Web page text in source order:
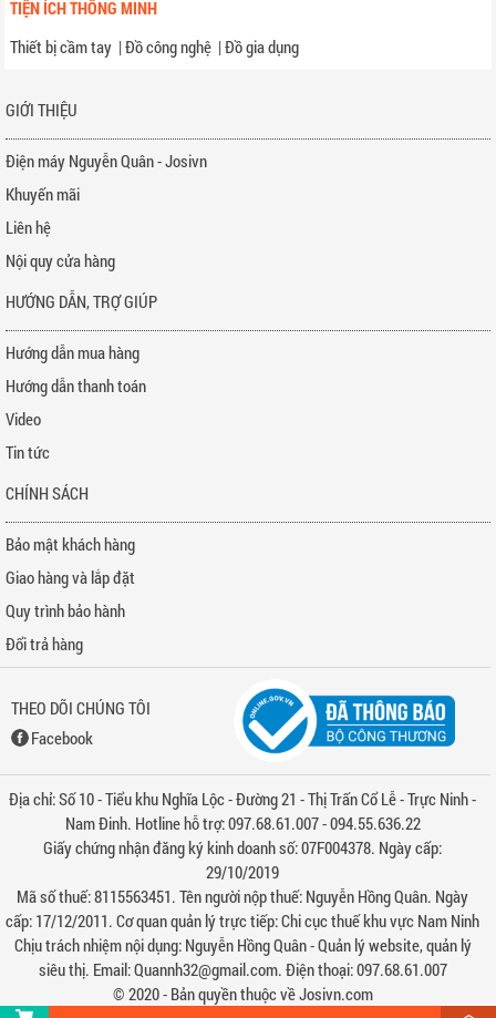
TIỆN ÍCH THÔNG MINH
Thiết bị cầm tay |Đồ công nghệ |Đồ gia dụng
GIỚI THIỆU
Điện máy Nguyễn Quân - Josivn
Khuyến mãi
Liên hệ
Nội quy cửa hàng
HƯỚNG DẪN, TRỢ GIÚP
Hướng dẫn mua hàng
Hướng dẫn thanh toán
Video
Tin tức
CHÍNH SÁCH
Bảo mật khách hàng
Giao hàng và lắp đặt
Quy trình bảo hành
Đổi trả hàng
THEO DÕI CHÚNG TÔI
Facebook
Địa chỉ: Số 10 - Tiểu khu Nghĩa Lộc - Đường 21 - Thị Trấn Cổ Lễ - Trực Ninh -
Nam Đinh. Hotline hỗ trợ: 097.68.61.007 - 094.55.636.22
Giấy chứng nhận đăng ký kinh doanh số: 07F004378. Ngày cấp:
29/10/2019
Mã số thuế: 8115563451. Tên người nộp thuế: Nguyễn Hồng Quân. Ngày
cấp: 17/12/2011. Cơ quan quản lý trực tiếp: Chi cục thuế khu vực Nam Ninh
Chịu trách nhiệm nội dụng: Nguyễn Hồng Quân - Quản lý website, quản lý
siêu thị. Email: Quannh32@gmail.com. Điện thoại: 097.68.61.007
© 2020 - Bản quyền thuộc về Josivn.com